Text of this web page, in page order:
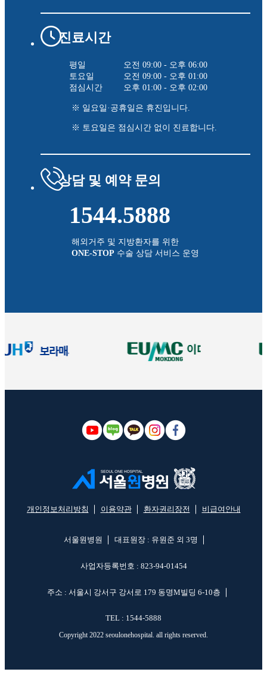
진료시간
평일
오전 09:00 - 오후 06:00
토요일
오전 09:00 - 오후 01:00
점심시간
오후 01:00 - 오후 02:00
※ 일요일·공휴일은 휴진입니다.
※ 토요일은 점심시간 없이 진료합니다.
상담 및 예약 문의
1544.5888
해외거주 및 지방환자를 위한
ONE-STOP 수술 상담 서비스 운영
개인정보처리방침 이용약관 환자권리장전 비급여안내
서울원병원 대표원장 : 유원준 외 3명
사업자등록번호 : 823-94-01454
주소 : 서울시 강서구 강서로 179 동명M빌딩 6-10층
TEL : 1544-5888
Copyright 2022 seoulonehospital. all rights reserved.